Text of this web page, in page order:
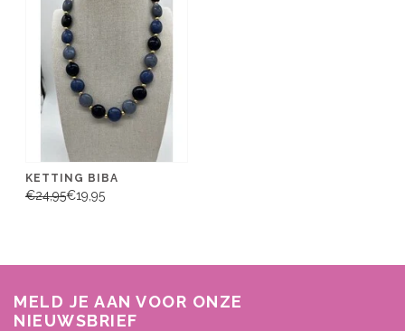
KETTING BIBA
€24,95€19,95
MELD JE AAN VOOR ONZE
NIEUWSBRIEF